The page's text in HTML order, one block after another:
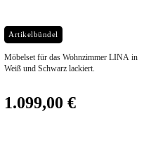
60x60x3
Nicht elektrisch
Artikelbündel Preis
Möbelset für das Wohnzimmer LINA in
Weiß und Schwarz lackiert.
1.099,00 €